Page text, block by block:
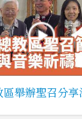
區舉辦聖召分